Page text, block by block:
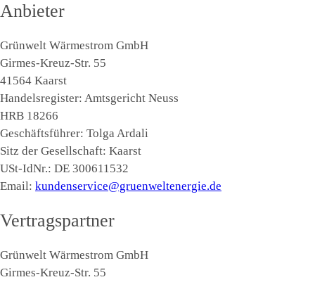
Anbieter
Grünwelt Wärmestrom GmbH
Girmes-Kreuz-Str. 55
41564 Kaarst
Handelsregister: Amtsgericht Neuss
HRB 18266
Geschäftsführer: Tolga Ardali
Sitz der Gesellschaft: Kaarst
USt-IdNr.: DE 300611532
Email: kundenservice@gruenweltenergie.de
Vertragspartner
Grünwelt Wärmestrom GmbH
Girmes-Kreuz-Str. 55